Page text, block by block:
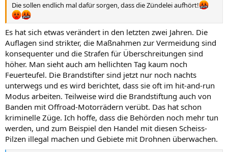
Die sollen endlich mal dafür sorgen, dass die Zündelei aufhört!
Es hat sich etwas verändert in den letzten zwei Jahren. Die
Auflagen sind strikter, die Maßnahmen zur Vermeidung sind
konsequenter und die Strafen für Überschreitungen sind
höher. Man sieht auch am hellichten Tag kaum noch
Feuerteufel. Die Brandstifter sind jetzt nur noch nachts
unterwegs und es wird berichtet, dass sie oft im hit-and-run
Modus arbeiten. Teilweise wird die Brandstiftung auch von
Banden mit Offroad-Motorrädern verübt. Das hat schon
kriminelle Züge. Ich hoffe, dass die Behörden noch mehr tun
werden, und zum Beispiel den Handel mit diesen Scheiss-
Pilzen illegal machen und Gebiete mit Drohnen überwachen.